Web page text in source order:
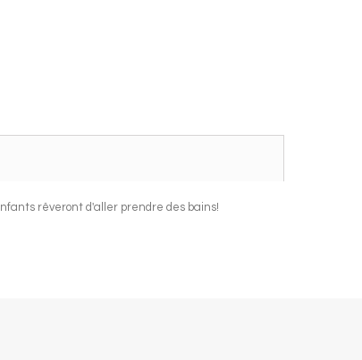
rêveront d'aller prendre des bains!